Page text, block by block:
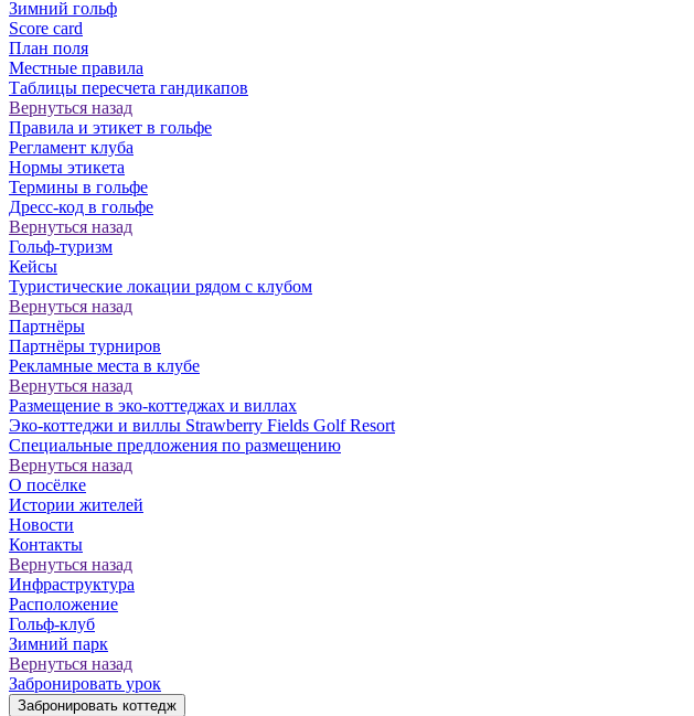
Зимний гольф
Score card
План поля
Местные правила
Таблицы пересчета гандикапов
Вернуться назад
Правила и этикет в гольфе
Регламент клуба
Нормы этикета
Термины в гольфе
Дресс-код в гольфе
Вернуться назад
Гольф-туризм
Кейсы
Туристические локации рядом с клубом
Вернуться назад
Партнёры
Партнёры турниров
Рекламные места в клубе
Вернуться назад
Размещение в эко-коттеджах и виллах
Эко-коттеджи и виллы Strawberry Fields Golf Resort
Специальные предложения по размещению
Вернуться назад
О посёлке
Истории жителей
Новости
Контакты
Вернуться назад
Инфраструктура
Расположение
Гольф-клуб
Зимний парк
Вернуться назад
Забронировать урок
Забронировать коттедж